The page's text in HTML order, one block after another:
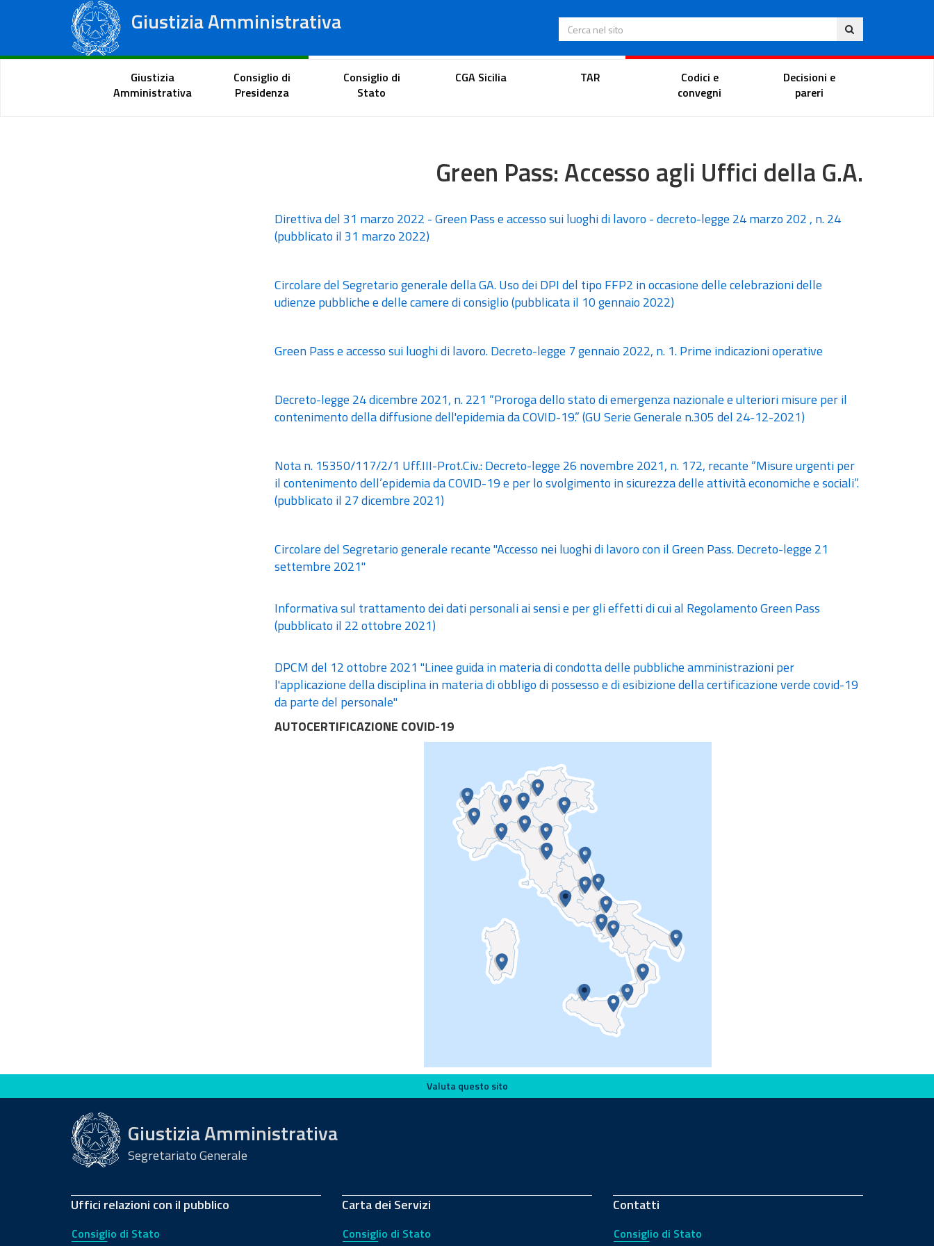
Giustizia Amministrativa
Tribunali Amministrativi Regionali
Ita
Cerca nel sito
Portale del cittadino Portale dell'avvocato Portale del magistrato
Giustizia
Amministrativa
Consiglio di
Presidenza
Consiglio di
Stato
CGA Sicilia TAR
Codici e
convegni
Decisioni e
pareri
Green Pass: Accesso agli Uffici della G.A.
Direttiva del 31 marzo 2022 - Green Pass e accesso sui luoghi di lavoro - decreto-legge 24 marzo 202 , n. 24
(pubblicato il 31 marzo 2022)
Circolare del Segretario generale della GA. Uso dei DPI del tipo FFP2 in occasione delle celebrazioni delle
udienze pubbliche e delle camere di consiglio (pubblicata il 10 gennaio 2022)
Green Pass e accesso sui luoghi di lavoro. Decreto-legge 7 gennaio 2022, n. 1. Prime indicazioni operative
Decreto-legge 24 dicembre 2021, n. 221 “Proroga dello stato di emergenza nazionale e ulteriori misure per il
contenimento della diffusione dell'epidemia da COVID-19.” (GU Serie Generale n.305 del 24-12-2021)
Nota n. 15350/117/2/1 Uff.III-Prot.Civ.: Decreto-legge 26 novembre 2021, n. 172, recante “Misure urgenti per
il contenimento dell’epidemia da COVID-19 e per lo svolgimento in sicurezza delle attività economiche e sociali”.
(pubblicato il 27 dicembre 2021)
Circolare del Segretario generale recante "Accesso nei luoghi di lavoro con il Green Pass. Decreto-legge 21
settembre 2021"
Informativa sul trattamento dei dati personali ai sensi e per gli effetti di cui al Regolamento Green Pass
(pubblicato il 22 ottobre 2021)
DPCM del 12 ottobre 2021 "Linee guida in materia di condotta delle pubbliche amministrazioni per
l'applicazione della disciplina in materia di obbligo di possesso e di esibizione della certificazione verde covid-19
da parte del personale"
AUTOCERTIFICAZIONE COVID-19
CGA RS
CDS
Roma
Valuta questo sito Valuta questo sito
Giustizia Amministrativa
Segretariato Generale
Uffici relazioni con il pubblico
Consiglio di Stato
Carta dei Servizi
Consiglio di Stato
Contatti
Consiglio di Stato